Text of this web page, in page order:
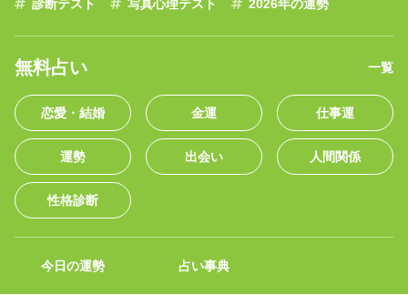
診断テスト 写真心理テスト 2026年の運勢
無料占い 一覧
恋愛・結婚 金運 仕事運
運勢 出会い 人間関係
性格診断
今日の運勢 占い事典